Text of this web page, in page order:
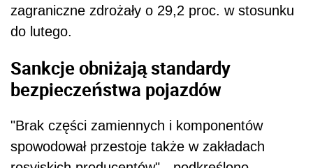
zagraniczne zdrożały o 29,2 proc. w stosunku
do lutego.
Sankcje obniżają standardy
bezpieczeństwa pojazdów
"Brak części zamiennych i komponentów
spowodował przestoje także w zakładach